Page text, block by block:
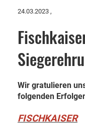
24.03.2023 ,
Wir gratulieren
folgenden
FISCHKAISER